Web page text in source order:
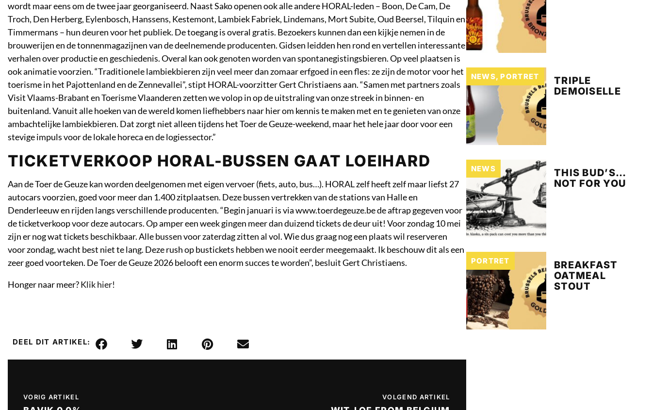
wordt maar eens om de twee jaar georganiseerd. Naast Sako openen ook alle andere HORAL-leden – Boon, De Cam, De
Troch, Den Herberg, Eylenbosch, Hanssens, Kestemont, Lambiek Fabriek, Lindemans, Mort Subite, Oud Beersel, Tilquin en
Timmermans – hun deuren voor het publiek. De toegang is overal gratis. Bezoekers kunnen dan een kijkje nemen in de
brouwerijen en de tonnenmagazijnen van de deelnemende producenten. Gidsen leidden hen rond en vertellen interessante
verhalen over productie en geschiedenis. Overal kan ook genoten worden van spontanegistingsbieren. Op veel plaatsen is
ook animatie voorzien. “Traditionele lambiekbieren zijn veel meer dan zomaar erfgoed in een fles: ze zijn de motor voor het
toerisme in het Pajottenland en de Zennevallei”, stipt HORAL-voorzitter Gert Christiaens aan. “Samen met partners zoals
Visit Vlaams-Brabant en Toerisme Vlaanderen zetten we volop in op de uitstraling van onze streek in binnen- en
buitenland. Vanuit alle hoeken van de wereld komen liefhebbers naar hier om kennis te maken met en te genieten van onze
ambachtelijke lambiekbieren. Dat zorgt niet alleen tijdens het Toer de Geuze-weekend, maar het hele jaar door voor een
stevige impuls voor de lokale horeca en de logiessector.”
TICKETVERKOOP HORAL-BUSSEN GAAT LOEIHARD
Aan de Toer de Geuze kan worden deelgenomen met eigen vervoer (fiets, auto, bus…). HORAL zelf heeft zelf maar liefst 27
autocars voorzien, goed voor meer dan 1.400 zitplaatsen. Deze bussen vertrekken van de stations van Halle en
Denderleeuw en rijden langs verschillende producenten. “Begin januari is via www.toerdegeuze.be de aftrap gegeven voor
de ticketverkoop voor deze autocars. Op amper een week gingen meer dan duizend tickets de deur uit! Voor zondag 10 mei
zijn er nog wat tickets beschikbaar. Alle bussen voor zaterdag zitten al vol. Wie dus graag nog een plaats wil reserveren
voor zondag, wacht best niet te lang. Deze rush op bustickets hebben we nooit eerder meegemaakt. Ik beschouw dit als een
zeer goed voorteken. De Toer de Geuze 2026 belooft een enorm succes te worden”, besluit Gert Christiaens.
Honger naar meer?Klik hier!
DEEL DIT ARTIKEL:
VORIG ARTIKEL VOLGEND ARTIKEL
NEWS,PORTRET
TRIPLE
DEMOISELLE
NEWS
THIS BUD’S…
NOT FOR YOU
PORTRET
BREAKFAST
OATMEAL
STOUT